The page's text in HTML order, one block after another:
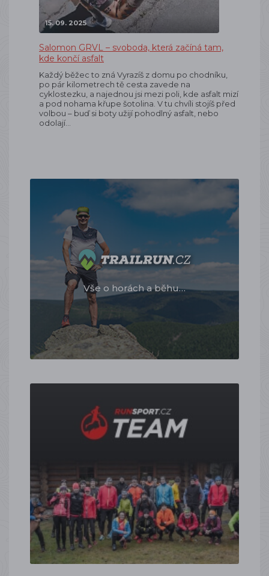
15. 09. 2025
Salomon GRVL – svoboda, která začíná tam,
kde končí asfalt
Každý běžec to zná Vyrazíš z domu po chodníku,
po pár kilometrech tě cesta zavede na
cyklostezku, a najednou jsi mezi poli, kde asfalt mizí
a pod nohama křupe šotolina. V tu chvíli stojíš před
volbou – buď si boty užijí pohodlný asfalt, nebo
odolají…
Vše o horách a běhu…